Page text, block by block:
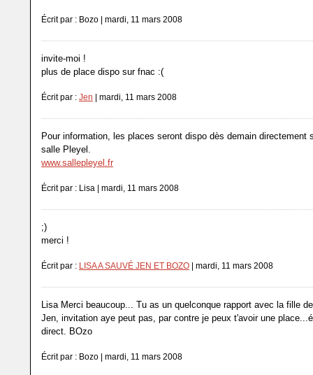
Écrit par : Bozo | mardi, 11 mars 2008
invite-moi !
plus de place dispo sur fnac :(
Écrit par : Jen | mardi, 11 mars 2008
Pour information, les places seront dispo dès demain directement
salle Pleyel.
www.sallepleyel.fr
Écrit par : Lisa | mardi, 11 mars 2008
;)
merci !
Écrit par : LISA A SAUVÉ JEN ET BOZO | mardi, 11 mars 2008
Lisa Merci beaucoup... Tu as un quelconque rapport avec la fille
Jen, invitation aye peut pas, par contre je peux t'avoir une
direct. BOzo
Écrit par : Bozo | mardi, 11 mars 2008